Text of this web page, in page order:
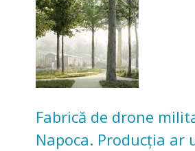
Universitarilor
Fabrică de drone
Napoca. Producția ar